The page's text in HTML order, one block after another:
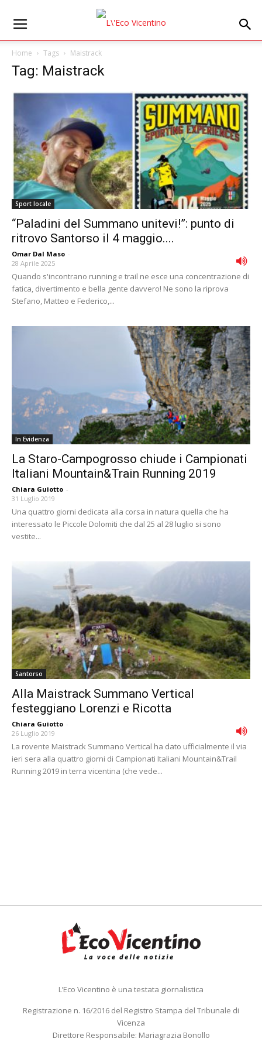
Home Tags Maistrack
Tag: Maistrack
Sport locale
“Paladini del Summano unitevi!”: punto di
ritrovo Santorso il 4 maggio....
Omar Dal Maso -
28 Aprile 2025
Quando s'incontrano running e trail ne esce una concentrazione di
fatica, divertimento e bella gente davvero! Ne sono la riprova
Stefano, Matteo e Federico,...
In Evidenza
La Staro-Campogrosso chiude i Campionati
Italiani Mountain&Train Running 2019
Chiara Guiotto -
31 Luglio 2019
Una quattro giorni dedicata alla corsa in natura quella che ha
interessato le Piccole Dolomiti che dal 25 al 28 luglio si sono
vestite...
Santorso
Alla Maistrack Summano Vertical
festeggiano Lorenzi e Ricotta
Chiara Guiotto -
26 Luglio 2019
La rovente Maistrack Summano Vertical ha dato ufficialmente il via
ieri sera alla quattro giorni di Campionati Italiani Mountain&Trail
Running 2019 in terra vicentina (che vede...
L’Eco Vicentino è una testata giornalistica
Registrazione n. 16/2016 del Registro Stampa del Tribunale di
Vicenza
Direttore Responsabile: Mariagrazia Bonollo